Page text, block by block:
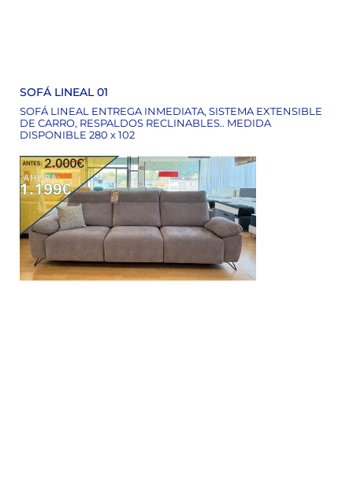
SOFÁ LINEAL 01
SOFÁ LINEAL ENTREGA INMEDIATA, SISTEMA EXTENSIBLE
DE CARRO, RESPALDOS RECLINABLES.. MEDIDA
DISPONIBLE 280 x 102